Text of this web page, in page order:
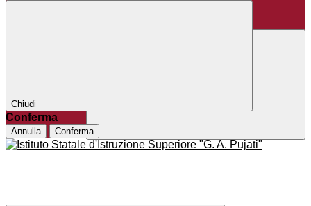
Chiudi
Conferma
Annulla Conferma